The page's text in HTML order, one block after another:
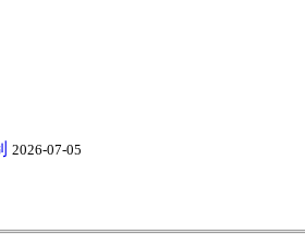
2026-07-05